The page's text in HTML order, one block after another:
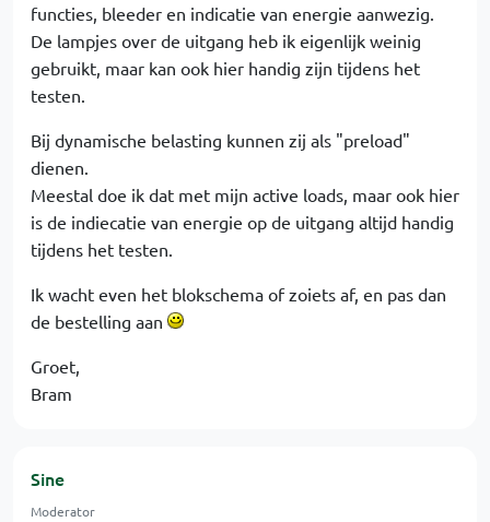
functies, bleeder en indicatie van energie aanwezig.
De lampjes over de uitgang heb ik eigenlijk weinig
gebruikt, maar kan ook hier handig zijn tijdens het
testen.
Bij dynamische belasting kunnen zij als "preload"
dienen.
Meestal doe ik dat met mijn active loads, maar ook hier
is de indiecatie van energie op de uitgang altijd handig
tijdens het testen.
Ik wacht even het blokschema of zoiets af, en pas dan
de bestelling aan
Groet,
Bram
Sine
Moderator